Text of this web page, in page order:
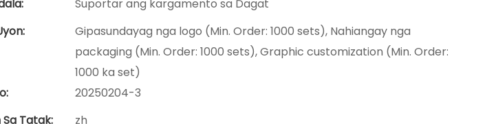
Suportar ang kargamento sa Dagat
Gipasundayag nga logo (Min. Order: 1000 sets), Nahiangay nga
packaging (Min. Order: 1000 sets), Graphic customization (Min. Order:
1000 ka set)
20250204-3
Tatak:
zh